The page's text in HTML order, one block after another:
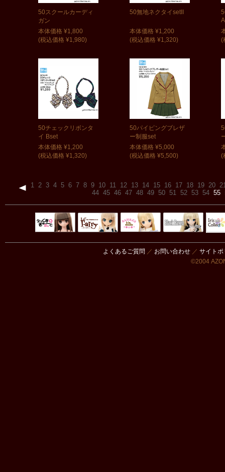
50スクールカーディ
ガン
本体価格 ¥1,800
(税込価格 ¥1,980)
50無地ネクタイsetII
本体価格 ¥1,200
(税込価格 ¥1,320)
(
50チェックリボンタ
イ Bset
本体価格 ¥1,200
(税込価格 ¥1,320)
50パイピングブレザ
ー制服set
本体価格 ¥5,000
(税込価格 ¥5,500)
(
1 2 3 4 5 6 7 8 9 10 11 12 13 14 15 16 17 18 19 20
44 45 46 47 48 49 50 51 52 53 54 55
よくあるご質問 ／ お問い合わせ ／ サイトポ
©2004